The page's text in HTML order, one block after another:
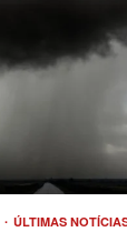
ÚLTIMAS